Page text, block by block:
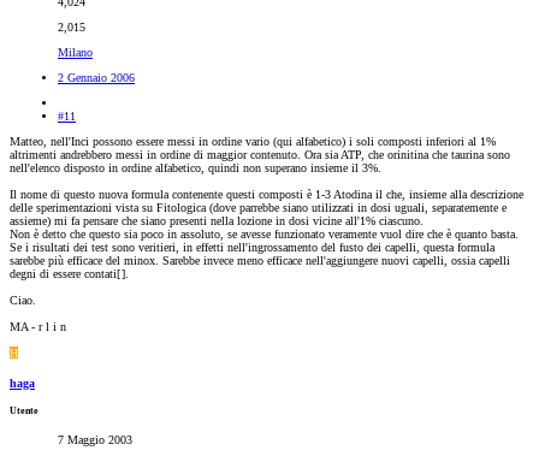
2,015
Milano
2 Gennaio 2006
#11
Matteo, nell'Inci possono essere messi in ordine vario (qui alfabetico) i soli composti inferiori al 1%
altrimenti andrebbero messi in ordine di maggior contenuto. Ora sia ATP, che orinitina che taurina sono
nell'elenco disposto in ordine alfabetico, quindi non superano insieme il 3%.
Il nome di questo nuova formula contenente questi composti è 1-3 Atodina il che, insieme alla descrizione
delle sperimentazioni vista su Fitologica (dove parrebbe siano utilizzati in dosi uguali, separatemente e
assieme) mi fa pensare che siano presenti nella lozione in dosi vicine all'1% ciascuno.
Non è detto che questo sia poco in assoluto, se avesse funzionato veramente vuol dire che è quanto basta.
Se i risultati dei test sono veritieri, in effetti nell'ingrossamento del fusto dei capelli, questa formula
sarebbe più efficace del minox. Sarebbe invece meno efficace nell'aggiungere nuovi capelli, ossia capelli
degni di essere contati[].
Ciao.
MA - r l i n
H
haga
Utente
7 Maggio 2003